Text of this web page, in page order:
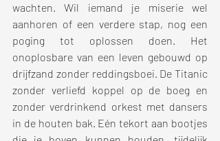
wachten. Wil iemand je miserie wel
aanhoren of een verdere stap, nog een
poging tot oplossen doen. Het
onoplosbare van een leven gebouwd op
drijfzand zonder reddingsboei. De Titanic
zonder verliefd koppel op de boeg en
zonder verdrinkend orkest met dansers
in de houten bak. Eén tekort aan bootjes